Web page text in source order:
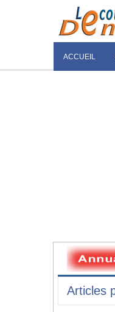
ACCUEIL
Articles